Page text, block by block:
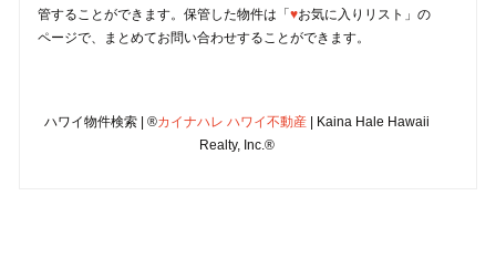
管することができます。保管した物件は「♥お気に入りリスト」の
ページで、まとめてお問い合わせすることができます。
ハワイ物件検索 | ®カイナハレ ハワイ不動産 | Kaina Hale Hawaii
Realty, Inc.®